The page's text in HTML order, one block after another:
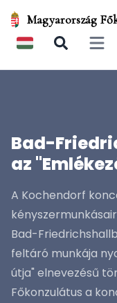
Magyarország
Open
Bad-
az
A Kochendorf
Bad-
feltáró munkája
útja" elnevezésű
Főkonzulátus a